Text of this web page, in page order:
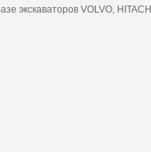
экскаваторов VOLVO, HITACHI